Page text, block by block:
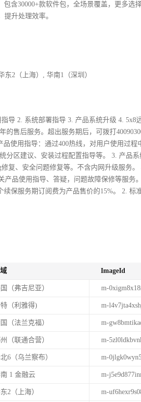
含30000+款软件包，全场景覆盖，更多选
升处理效率。
2（上海）, 华南1（深圳）
2. 系统部署指导 3. 产品系统升级 4. 5x8
售后服务。超出服务期后，可拨打
使用指导：通过400热线，对用户使用过程
分区建议、安装过程配置指导等。 3. 产品
复、安全问题修复等。不含内网升级服务。
品使用指导、答疑，问题故障保修等服务
保服务期订阅费为产品售价的15%。 2. 标
ImageId
（弗吉尼亚） m-
（利雅得) m-
（法兰克福） m-
（联通合营） m-
6（乌兰察布） m-
1 金融云 m-
2（上海） m-